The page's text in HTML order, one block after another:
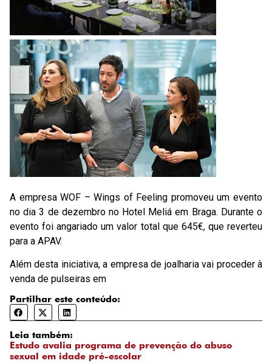
A empresa WOF – Wings of Feeling promoveu um evento
no dia 3 de dezembro no Hotel Meliá em Braga. Durante o
evento foi angariado um valor total que 645€, que reverteu
para a APAV.
Além desta iniciativa, a empresa de joalharia vai proceder à
venda de pulseiras em
Partilhar este conteúdo:
Leia também:
Estudo avalia programa de prevenção do abuso
sexual em idade pré-escolar